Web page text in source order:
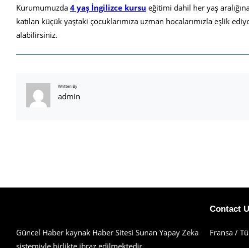
Kurumumuzda4 yaş İngilizce kursu eğitimi dahil her yaş
katılan küçük yaştaki çocuklarımıza uzman hocalarımızla eşlik
alabilirsiniz.
Written By
admin
Güncel Haber kaynak Haber Sitesi Sunan Yapay Zeka
Contact
Fransa /